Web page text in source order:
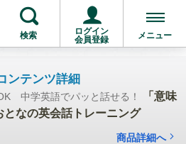
検索
ログイン
会員登録
メニュー
ンテンツ詳細
中学英語でパッと話せる！
「意味
なの英会話トレーニング
商品詳細へ